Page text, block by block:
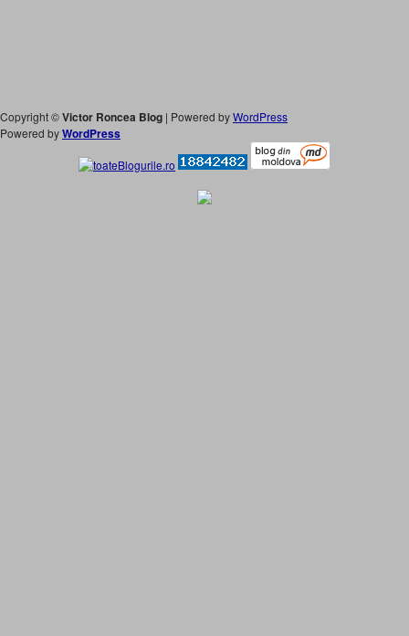
Copyright ©Victor Roncea Blog | Powered byWordPress
Powered byWordPress